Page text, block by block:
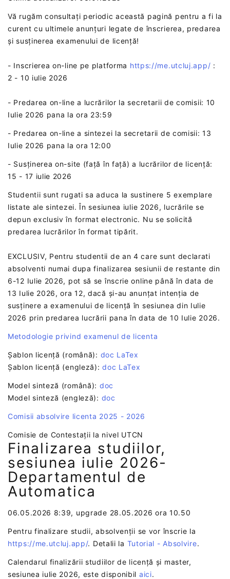
Vă rugăm consultați periodic această pagină pentru a fi la
curent cu ultimele anunțuri legate de înscrierea, predarea
și susținerea examenului de licență!
- Inscrierea on-line pe platforma https://me.utcluj.app/ :
2 - 10 iulie 2026
- Predarea on-line a lucrărilor la secretarii de comisii: 10
Iulie 2026 pana la ora 23:59
- Predarea on-line a sintezei la secretarii de comisii: 13
Iulie 2026 pana la ora 12:00
- Susținerea on-site (față în față) a lucrărilor de licență:
15 - 17 iulie 2026
Studentii sunt rugati sa aduca la sustinere 5 exemplare
listate ale sintezei. În sesiunea iulie 2026, lucrările se
depun exclusiv în format electronic. Nu se solicită
predarea lucrărilor în format tipărit.
EXCLUSIV, Pentru studentii de an 4 care sunt declarati
absolventi numai dupa finalizarea sesiunii de restante din
6-12 Iulie 2026, pot să se înscrie online până în data de
13 Iulie 2026, ora 12, dacă și-au anunțat intenția de
susținere a examenului de licență în sesiunea din Iulie
2026 prin predarea lucrării pana în data de 10 Iulie 2026.
Metodologie privind examenul de licenta
Șablon licență (română): doc LaTex
Șablon licență (engleză):doc LaTex
Model sinteză (română): doc
Model sinteză (engleză): doc
Comisii absolvire licenta 2025 - 2026
Comisie de Contestații la nivel UTCN
Finalizarea studiilor,
sesiunea iulie 2026-
Departamentul de
Automatica
06.05.2026 8:39, upgrade 28.05.2026 ora 10.50
Pentru finalizare studii, absolvenții se vor înscrie la
https://me.utcluj.app/. Detalii la Tutorial - Absolvire.
Calendarul finalizării studiilor de licență și master,
sesiunea iulie 2026, este disponibil aici.